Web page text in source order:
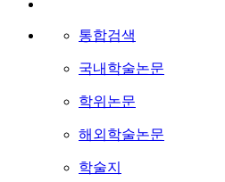
통합검색
국내학술논문
학위논문
해외학술논문
학술지